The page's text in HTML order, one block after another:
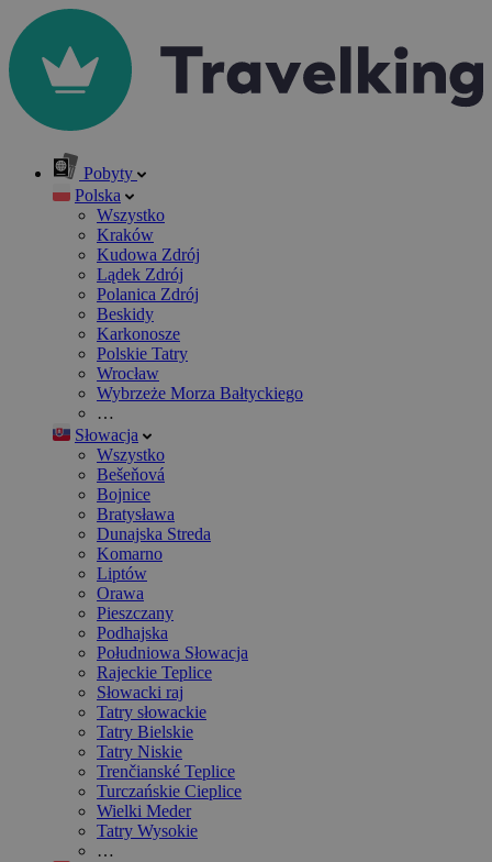
Pobyty
Polska
Wszystko
Kraków
Kudowa Zdrój
Lądek Zdrój
Polanica Zdrój
Beskidy
Karkonosze
Polskie Tatry
Wrocław
Wybrzeże Morza Bałtyckiego
…
Słowacja
Wszystko
Bešeňová
Bojnice
Bratysława
Dunajska Streda
Komarno
Liptów
Orawa
Pieszczany
Podhajska
Południowa Słowacja
Rajeckie Teplice
Słowacki raj
Tatry słowackie
Tatry Bielskie
Tatry Niskie
Trenčianské Teplice
Turczańskie Cieplice
Wielki Meder
Tatry Wysokie
…